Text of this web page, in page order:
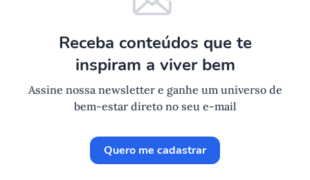
Receba conteúdos que te
inspiram a viver bem
Assine nossa newsletter e ganhe um universo de
bem-estar direto no seu e-mail
Quero me cadastrar